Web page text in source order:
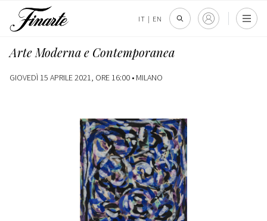
IT | EN
Arte Moderna e Contemporanea
GIOVEDÌ 15 APRILE 2021, ORE 16:00 • MILANO